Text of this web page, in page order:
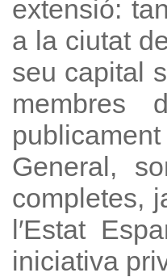
extensió:
a la ciutat
seu capital
membres
General,
completes,
l′Estat
iniciativa